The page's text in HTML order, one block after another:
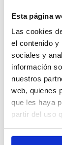
Esta página
Las cookies
el contenido y
sociales y
información
nuestros
web, quienes
que les haya
partir del uso